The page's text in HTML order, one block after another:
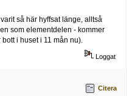
så här hyffsat länge, alltså
som elementdelen - kommer
i huset i 11 mån nu).
Loggat
Citera